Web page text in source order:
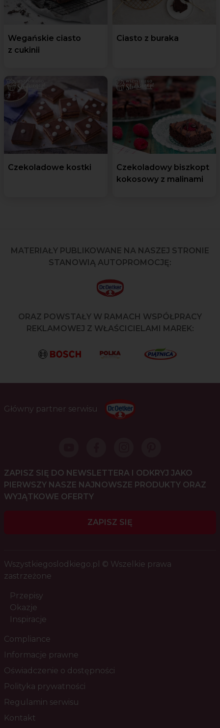
Wegańskie ciasto
z cukinii
Ciasto z buraka
Czekoladowe kostki
Czekoladowy biszkopt
kokosowy z malinami
MATERIAŁY PUBLIKOWANE NA NASZEJ STRONIE
STANOWIĄ AUTOPROMOCJĘ:
ORAZ POWSTAŁY W RAMACH WSPÓŁPRACY
REKLAMOWEJ Z WŁAŚCICIELAMI MAREK:
Główny partner serwisu
ZAPISZ SIĘ DO NEWSLETTERA I ODKRYJ JAKO
PIERWSZY NASZE NAJNOWSZE PRODUKTY ORAZ
WYJĄTKOWE OFERTY
ZAPISZ SIĘ
Wszystkiegoslodkiego.pl © Wszelkie prawa
zastrzeżone
Przepisy
Okazje
Inspiracje
Compliance
Informacje prawne
Oświadczenie o dostępności
Polityka prywatności
Regulamin serwisu
Kontakt